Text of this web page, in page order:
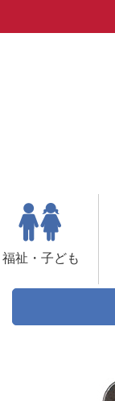
福祉・子ども